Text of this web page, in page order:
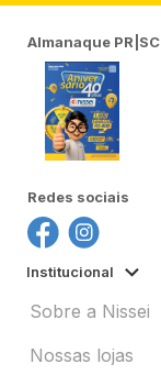
Almanaque PR|SC
Redes sociais
Institucional
Sobre a Nissei
Nossas lojas